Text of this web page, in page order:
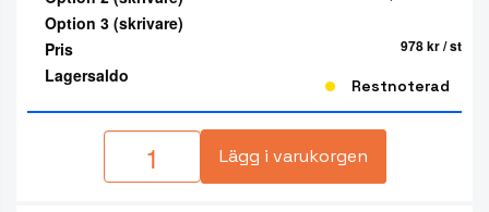
Option 3 (skrivare)
Pris
978 kr/ st
Lagersaldo Restnoterad
Lägg i varukorgen